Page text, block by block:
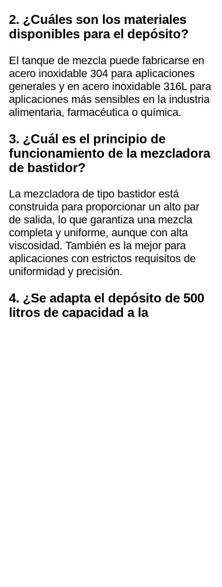
2. ¿Cuáles son los materiales
disponibles para el depósito?
El tanque de mezcla puede fabricarse en
acero inoxidable 304 para aplicaciones
generales y en acero inoxidable 316L para
aplicaciones más sensibles en la industria
alimentaria, farmacéutica o química.
3. ¿Cuál es el principio de
funcionamiento de la mezcladora
de bastidor?
La mezcladora de tipo bastidor está
construida para proporcionar un alto par
de salida, lo que garantiza una mezcla
completa y uniforme, aunque con alta
viscosidad. También es la mejor para
aplicaciones con estrictos requisitos de
uniformidad y precisión.
4. ¿Se adapta el depósito de 500
litros de capacidad a la